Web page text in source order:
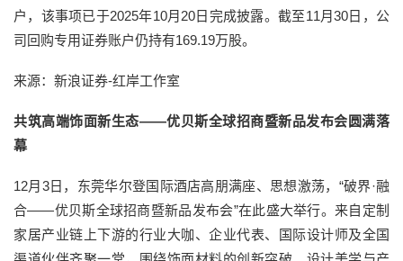
户，该事项已于2025年10月20日完成披露。截至11月30日，公
司回购专用证券账户仍持有169.19万股。
来源：新浪证券-红岸工作室
共筑高端饰面新生态——优贝斯全球招商暨新品发布会圆满落
幕
12月3日，东莞华尔登国际酒店高朋满座、思想激荡，“破界·融
合——优贝斯全球招商暨新品发布会”在此盛大举行。来自定制
家居产业链上下游的行业大咖、企业代表、国际设计师及全国